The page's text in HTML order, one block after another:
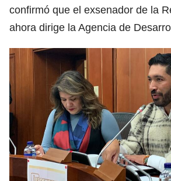
confirmó que el exsenador de la
ahora dirige la Agencia de